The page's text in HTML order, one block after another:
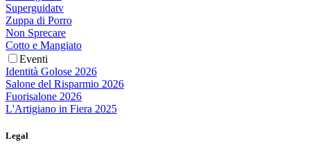
Superguidatv
Zuppa di Porro
Non Sprecare
Cotto e Mangiato
Eventi
Identità Golose 2026
Salone del Risparmio 2026
Fuorisalone 2026
L'Artigiano in Fiera 2025
Legal